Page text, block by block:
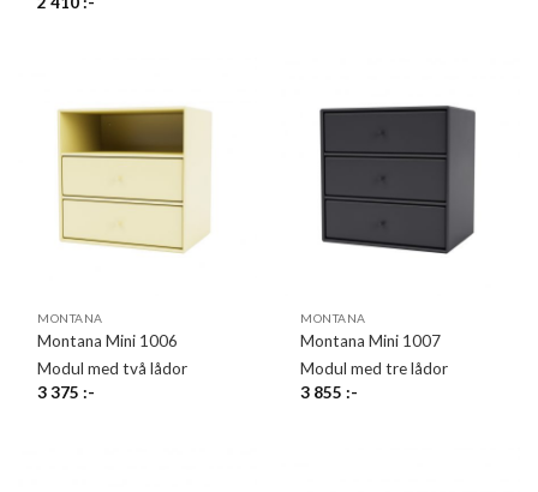
MONTANA
Montana Mini 1006
Modul med två lådor
3 375:-
MONTANA
Montana Mini 1007
Modul med tre lådor
3 855:-